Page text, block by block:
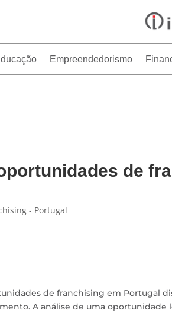
Empreendedorismo
de
- Portugal
de franchising em Portugal
A análise de uma oportunidade